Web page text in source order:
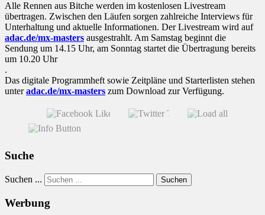
Alle Rennen aus Bitche werden im kostenlosen Livestream
übertragen. Zwischen den Läufen sorgen zahlreiche Interviews für
Unterhaltung und aktuelle Informationen. Der Livestream wird auf
adac.de/mx-masters ausgestrahlt. Am Samstag beginnt die
Sendung um 14.15 Uhr, am Sonntag startet die Übertragung bereits
um 10.20 Uhr
.
Das digitale Programmheft sowie Zeitpläne und Starterlisten stehen
unteradac.de/mx-masters zum Download zur Verfügung.
Suche
Suchen ... Suchen
Werbung